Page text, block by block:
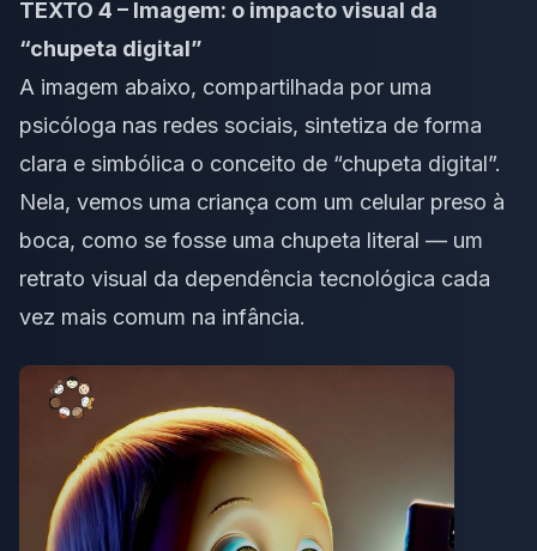
TEXTO 4 – Imagem: o impacto visual da
“chupeta digital”
A imagem abaixo, compartilhada por uma
psicóloga nas redes sociais, sintetiza de forma
clara e simbólica o conceito de “chupeta digital”.
Nela, vemos uma criança com um celular preso à
boca, como se fosse uma chupeta literal — um
retrato visual da dependência tecnológica cada
vez mais comum na infância.